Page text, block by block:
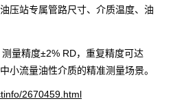
压站专属管路尺寸、介质温度、油
量精度±2% RD，重复精度可达
小流量油性介质的精准测量场景。
2670459.html